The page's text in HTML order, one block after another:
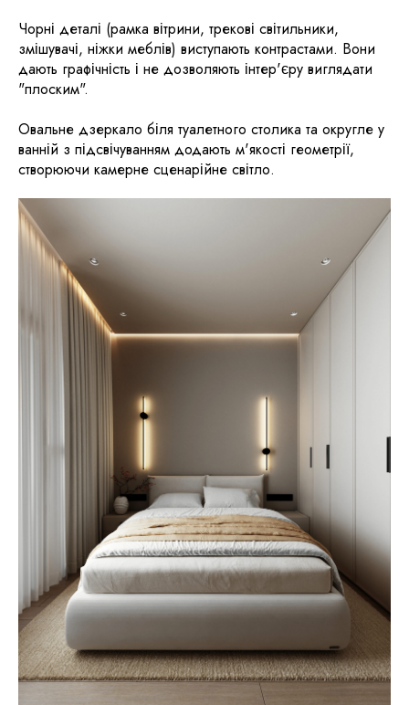
Чорні деталі (рамка вітрини, трекові світильники,
змішувачі, ніжки меблів) виступають контрастами. Вони
дають графічність і не дозволяють інтер'єру виглядати
"плоским".
Овальне дзеркало біля туалетного столика та округле у
ванній з підсвічуванням додають м'якості геометрії,
створюючи камерне сценарійне світло.